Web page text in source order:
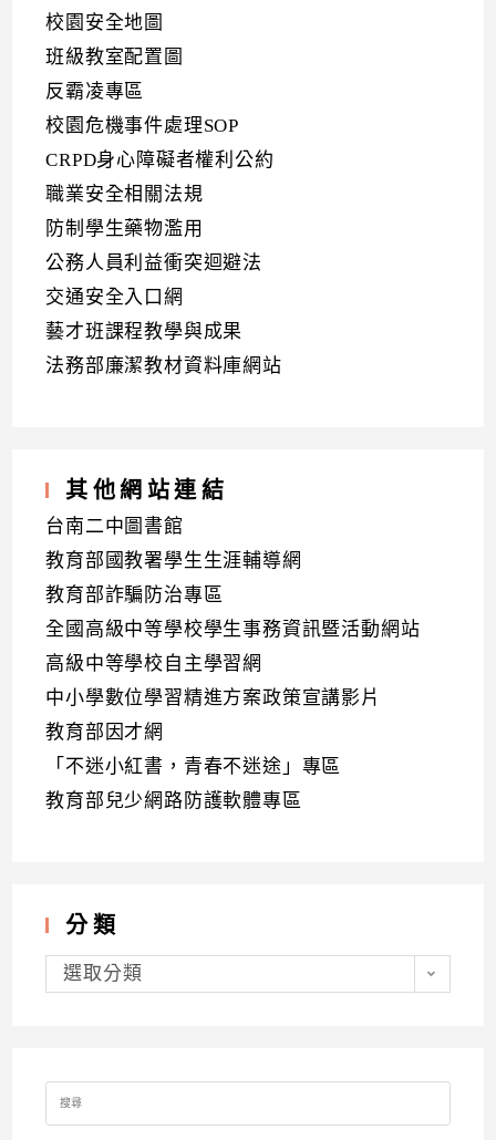
校園安全地圖
班級教室配置圖
反霸凌專區
校園危機事件處理SOP
CRPD身心障礙者權利公約
職業安全相關法規
防制學生藥物濫用
公務人員利益衝突迴避法
交通安全入口網
藝才班課程教學與成果
法務部廉潔教材資料庫網站
其他網站連結
台南二中圖書館
教育部國教署學生生涯輔導網
教育部詐騙防治專區
全國高級中等學校學生事務資訊暨活動網站
高級中等學校自主學習網
中小學數位學習精進方案政策宣講影片
教育部因才網
「不迷小紅書，青春不迷途」專區
教育部兒少網路防護軟體專區
分類
分
類選取分類
Search
for: